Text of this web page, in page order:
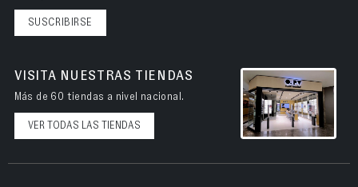
SUSCRIBIRSE
VISITA NUESTRAS TIENDAS
Más de 60 tiendas a nivel nacional.
VER TODAS LAS TIENDAS